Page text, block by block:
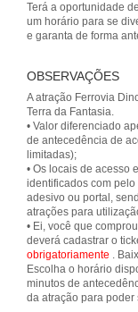
Terá a oportunidade
um horário para se
e garanta de forma
OBSERVAÇÕES
A atração Ferrovia
Terra da Fantasia.
• Valor diferenciado
de antecedência de
limitadas);
• Os locais de acesso
identificados com
adesivo ou portal,
atrações para
• Ei, você que
deverá cadastrar o
obrigatoriamente .
Escolha o horário
minutos de
da atração para poder